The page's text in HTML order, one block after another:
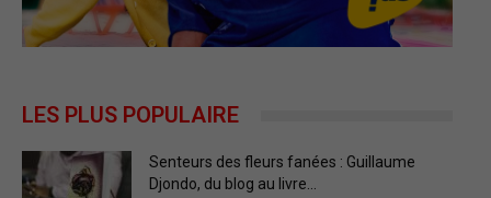
LES PLUS POPULAIRE
Senteurs des fleurs fanées : Guillaume
Djondo, du blog au livre…